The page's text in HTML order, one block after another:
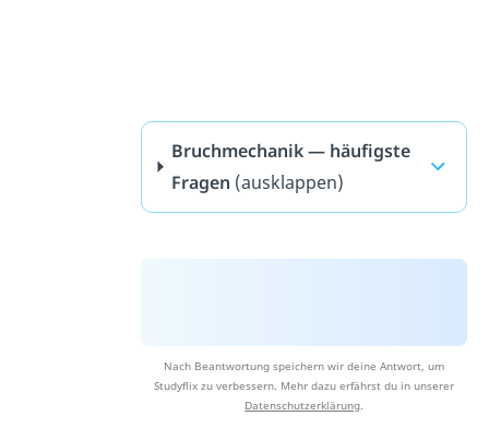
Bruchmechanik — häufigste
Fragen (ausklappen)
Nach Beantwortung speichern wir deine Antwort, um
Studyflix zu verbessern. Mehr dazu erfährst du in unserer
Datenschutzerklärung